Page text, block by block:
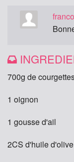
700g de
1 oignon
1 gousse d'ail
2CS d'huile d'olive